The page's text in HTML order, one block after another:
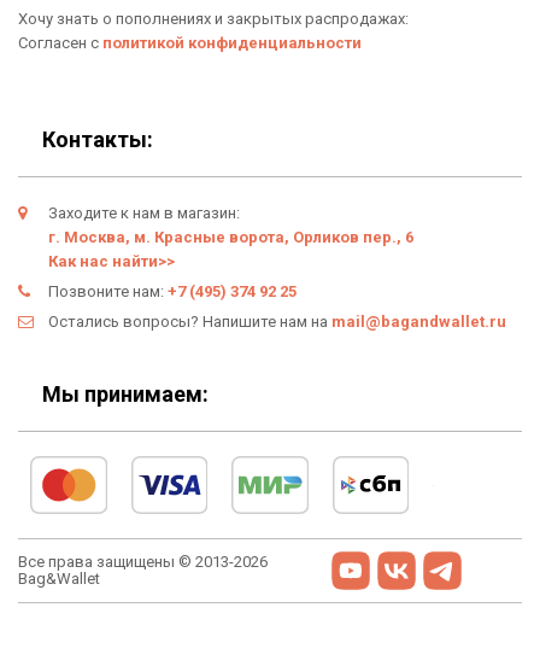
Отзывы о Bag & Wallet
Гарантия
Условия возврата
Оферта
Политика конфиденциальности
Новинки
Подарки
Хочу знать о пополнениях и закрытых распродажах:
Согласен с политикой конфиденциальности
Контакты:
Заходите к нам в магазин:
г. Москва, м. Красные ворота, Орликов пер., 6
Как нас найти>>
Позвоните нам: +7 (495) 374 92 25
Остались вопросы? Напишите нам на mail@bagandwallet.ru
Мы принимаем:
Все права защищены © 2013-2026
Bag&Wallet